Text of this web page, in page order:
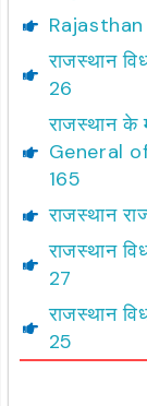
राजस्थान
26
राजस्थान के
General
165
राजस्थान
राजस्थान
27
राजस्थान
25